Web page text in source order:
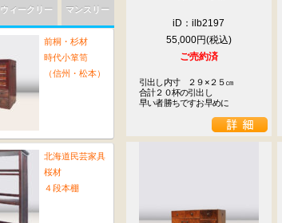
iD：ilb2197
55,000円
ご売約済
引出し内寸　２９×２５㎝
合計２０杯の引出し
早い者勝ちですお早めに
前桐・杉材
時代小箪笥
（信州・松本）
北海道民芸家具
桜材
４段本棚
ウィークリー マンスリー